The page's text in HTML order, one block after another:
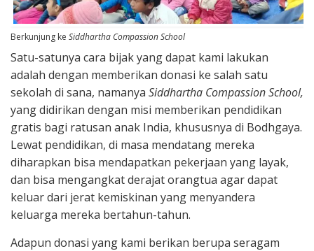
Berkunjung ke Siddhartha Compassion School
Satu-satunya cara bijak yang dapat kami lakukan
adalah dengan memberikan donasi ke salah satu
sekolah di sana, namanya Siddhartha Compassion School,
yang didirikan dengan misi memberikan pendidikan
gratis bagi ratusan anak India, khususnya di Bodhgaya.
Lewat pendidikan, di masa mendatang mereka
diharapkan bisa mendapatkan pekerjaan yang layak,
dan bisa mengangkat derajat orangtua agar dapat
keluar dari jerat kemiskinan yang menyandera
keluarga mereka bertahun-tahun.
Adapun donasi yang kami berikan berupa seragam